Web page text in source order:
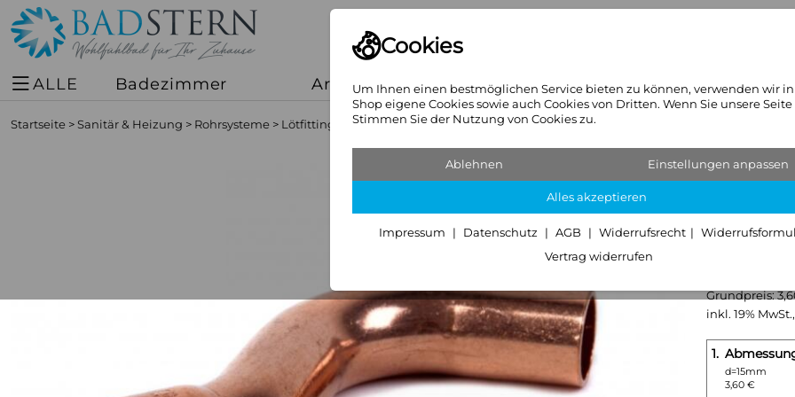
Cookies
Um Ihnen einen bestmöglichen Service bieten zu können, verwenden wir
Shop eigene Cookies sowie auch Cookies von Dritten. Wenn Sie unsere
Stimmen Sie der Nutzung von Cookies zu.
Ablehnen Einstellungen anpassen
Alles akzeptieren
Impressum Datenschutz AGB Widerrufsrecht
Vertrag widerrufen
ALLE Badezimmer Armaturen Heizkörper Sanitär &
Startseite > Sanitär & Heizung > Rohrsysteme > Lötfittings aus Kupfer & Rotguß
CU
Grundpreis:
inkl. 19%
1.
d=15mm
3,60 €